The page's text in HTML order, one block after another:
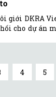
giới DKRA
cho dự án
4 5